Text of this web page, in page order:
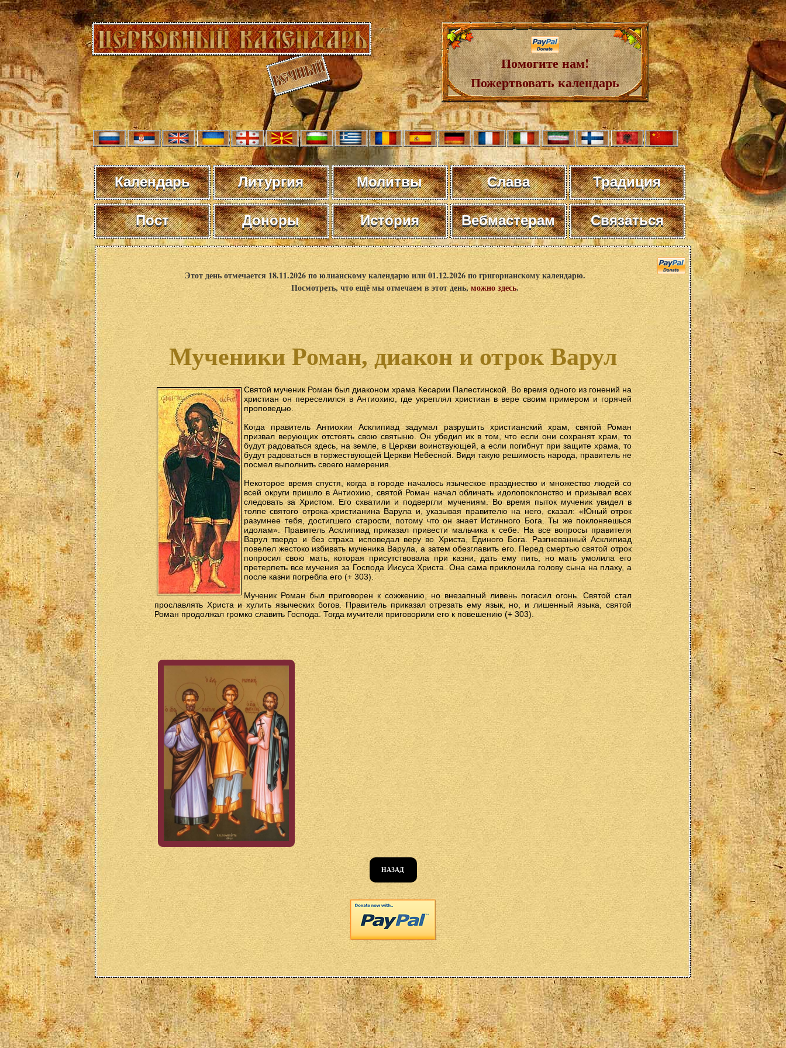
Помогите нам!
Пожертвовать календарь
Календарь Литургия Молитвы Слава Традиция
Пост Доноры История Вебмастерам Связаться
Этот день отмечается 18.11.2026 по юлианскому календарю или 01.12.2026 по григорианскому календарю.
Посмотреть, что ещё мы отмечаем в этот день,можно здесь.
Мученики Роман, диакон и отрок Варул
Святой мученик Роман был диаконом храма Кесарии Палестинской. Во время одного из гонений на
христиан он переселился в Антиохию, где укреплял христиан в вере своим примером и горячей
проповедью.
Когда правитель Антиохии Асклипиад задумал разрушить христианский храм, святой Роман
призвал верующих отстоять свою святыню. Он убедил их в том, что если они сохранят храм, то
будут радоваться здесь, на земле, в Церкви воинствующей, а если погибнут при защите храма, то
будут радоваться в торжествующей Церкви Небесной. Видя такую решимость народа, правитель не
посмел выполнить своего намерения.
Некоторое время спустя, когда в городе началось языческое празднество и множество людей со
всей округи пришло в Антиохию, святой Роман начал обличать идолопоклонство и призывал всех
следовать за Христом. Его схватили и подвергли мучениям. Во время пыток мученик увидел в
толпе святого отрока-христианина Варула и, указывая правителю на него, сказал: «Юный отрок
разумнее тебя, достигшего старости, потому что он знает Истинного Бога. Ты же поклоняешься
идолам». Правитель Асклипиад приказал привести мальчика к себе. На все вопросы правителя
Варул твердо и без страха исповедал веру во Христа, Единого Бога. Разгневанный Асклипиад
повелел жестоко избивать мученика Варула, а затем обезглавить его. Перед смертью святой отрок
попросил свою мать, которая присутствовала при казни, дать ему пить, но мать умолила его
претерпеть все мучения за Господа Иисуса Христа. Она сама приклонила голову сына на плаху, а
после казни погребла его (+ 303).
Мученик Роман был приговорен к сожжению, но внезапный ливень погасил огонь. Святой стал
прославлять Христа и хулить языческих богов. Правитель приказал отрезать ему язык, но, и лишенный языка, святой
Роман продолжал громко славить Господа. Тогда мучители приговорили его к повешению (+ 303).
НАЗАД